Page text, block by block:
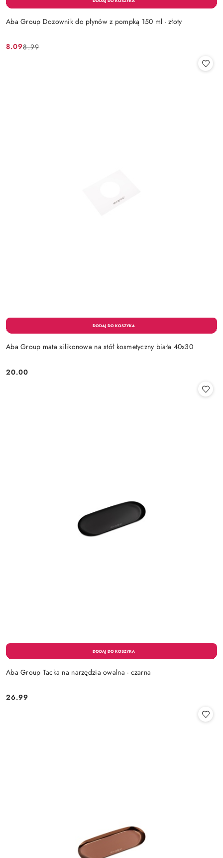
Aba Group Dozownik do płynów z pompką 150 ml - złoty
Cena
8.09
Cena8.99
Aba Group mata silikonowa na stół kosmetyczny biała 40x30
Cena:
20.00
Aba Group Tacka na narzędzia owalna - czarna
Cena:
26.99